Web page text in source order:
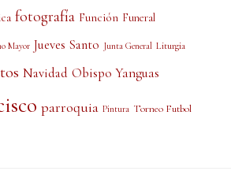
fotografía Función Funeral
Mayor Jueves Santo Junta General Liturgia
Navidad Obispo Yanguas
parroquia Pintura Torneo Futbol